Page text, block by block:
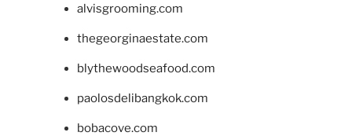
alvisgrooming.com
thegeorginaestate.com
blythewoodseafood.com
paolosdelibangkok.com
bobacove.com